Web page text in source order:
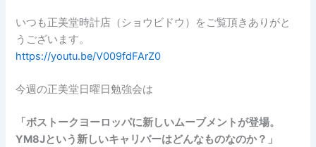
いつも正美堂時計店（ショウビドウ）をご覧頂きありがと
うございます。
https://youtu.be/V009fdFArZ0
今週の正美堂日曜日勉強会は
「ボストークヨーロッパに新しいムーブメントが登場。
YM8Jという新しいキャリバーはどんなものなのか？」